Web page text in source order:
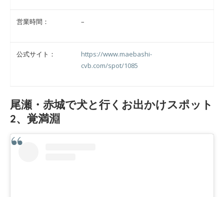
営業時間： –
公式サイト：
https://www.maebashi-
cvb.com/spot/1085
尾瀬・赤城で犬と行くお出かけスポット
2、覚満淵